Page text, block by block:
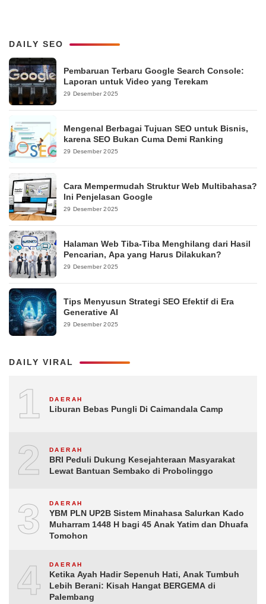
DAILY SEO
Pembaruan Terbaru Google Search Console:
Laporan untuk Video yang Terekam
29 Desember 2025
Mengenal Berbagai Tujuan SEO untuk Bisnis,
karena SEO Bukan Cuma Demi Ranking
29 Desember 2025
Cara Mempermudah Struktur Web Multibahasa?
Ini Penjelasan Google
29 Desember 2025
Halaman Web Tiba-Tiba Menghilang dari Hasil
Pencarian, Apa yang Harus Dilakukan?
29 Desember 2025
Tips Menyusun Strategi SEO Efektif di Era
Generative AI
29 Desember 2025
DAILY VIRAL
1 DAERAH
Liburan Bebas Pungli Di Caimandala Camp
2 DAERAH
BRI Peduli Dukung Kesejahteraan Masyarakat
Lewat Bantuan Sembako di Probolinggo
3 DAERAH
YBM PLN UP2B Sistem Minahasa Salurkan Kado
Muharram 1448 H bagi 45 Anak Yatim dan Dhuafa
Tomohon
4 DAERAH
Ketika Ayah Hadir Sepenuh Hati, Anak Tumbuh
Lebih Berani: Kisah Hangat BERGEMA di
Palembang